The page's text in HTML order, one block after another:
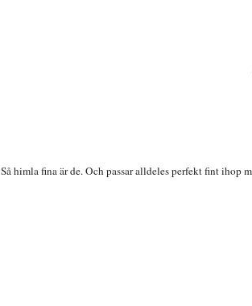
Så himla fina är de. Och passar alldeles perfekt fint ihop